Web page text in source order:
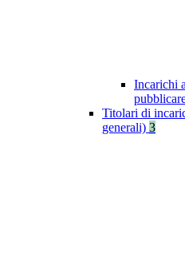
Incarichi
Titolari di
generali) 3